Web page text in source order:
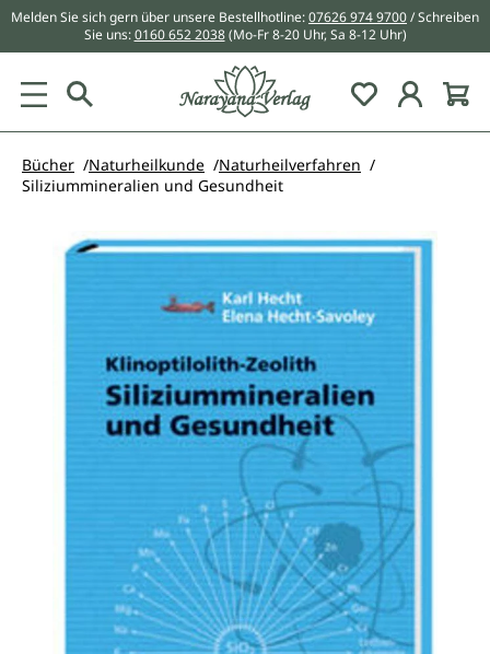
springen
Melden Sie sich gern über unsere Bestellhotline:07626 974 9700/ Schreiben
Sie uns:0160 652 2038 (Mo-Fr 8-20 Uhr, Sa 8-12 Uhr)
Du hast 0
Bücher Naturheilkunde
Naturheilverfahren
Siliziummineralien und Gesundheit
Bildergalerie überspringen